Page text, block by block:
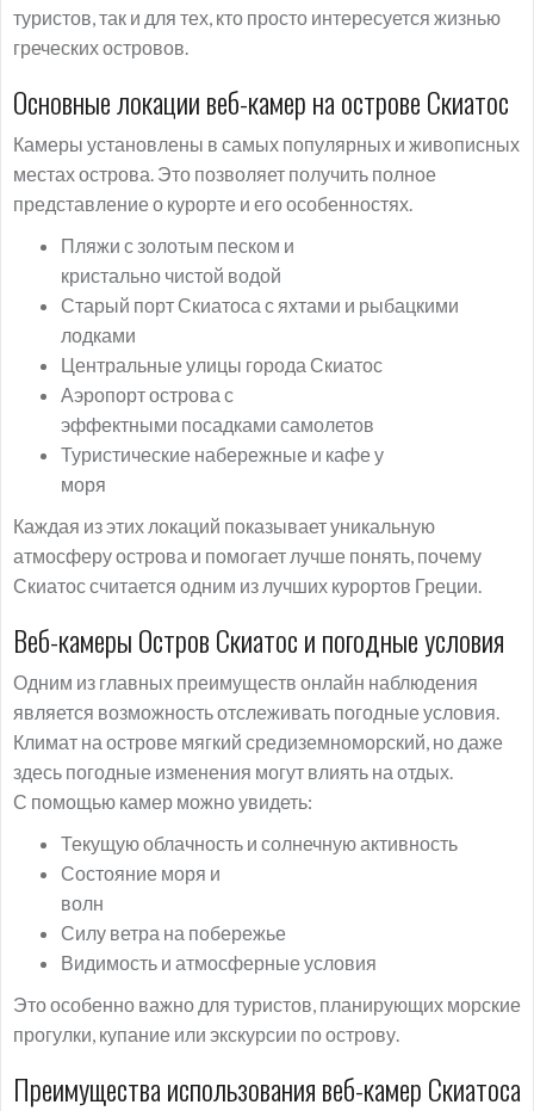
туристов, так и для тех, кто просто интересуется жизнью
греческих островов.
Основные локации веб-камер на острове Скиатос
Камеры установлены в самых популярных и живописных
местах острова. Это позволяет получить полное
представление о курорте и его особенностях.
Пляжи с золотым песком и
кристально чистой водой
Старый порт Скиатоса с яхтами и рыбацкими
лодками
Центральные улицы города Скиатос
Аэропорт острова с
эффектными посадками самолетов
Туристические набережные и кафе у
моря
Каждая из этих локаций показывает уникальную
атмосферу острова и помогает лучше понять, почему
Скиатос считается одним из лучших курортов Греции.
Веб-камеры Остров Скиатос и погодные условия
Одним из главных преимуществ онлайн наблюдения
является возможность отслеживать погодные условия.
Климат на острове мягкий средиземноморский, но даже
здесь погодные изменения могут влиять на отдых.
С помощью камер можно увидеть:
Текущую облачность и солнечную активность
Состояние моря и
волн
Силу ветра на побережье
Видимость и атмосферные условия
Это особенно важно для туристов, планирующих морские
прогулки, купание или экскурсии по острову.
Преимущества использования веб-камер Скиатоса